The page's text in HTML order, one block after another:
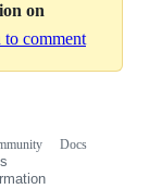
on
to comment
Docs